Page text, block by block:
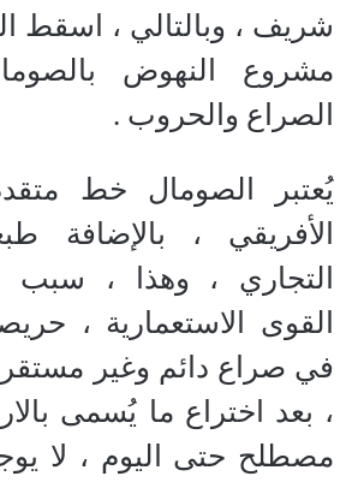
شريف ، وبالتالي ، اسقط
مشروع النهوض
الصراع والحروب .
يُعتبر الصومال خط
الأفريقي ، بالإضافة
التجاري ، وهذا ،
القوى الاستعمارية ،
في صراع دائم وغير
، بعد اختراع ما يُسمى
مصطلح حتى اليوم ، لا